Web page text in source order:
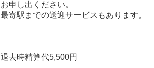
お申し出ください。
最寄駅までの送迎サービスもあります。
退去時精算代5,500円